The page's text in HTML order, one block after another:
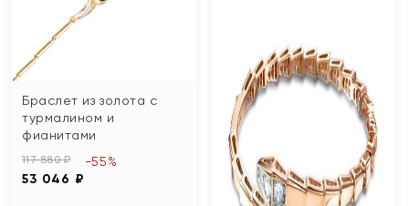
Браслет из золота с
турмалином и
фианитами
117 880 ₽
53 046 ₽
-55%